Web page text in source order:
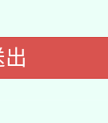
理「
星期六
出